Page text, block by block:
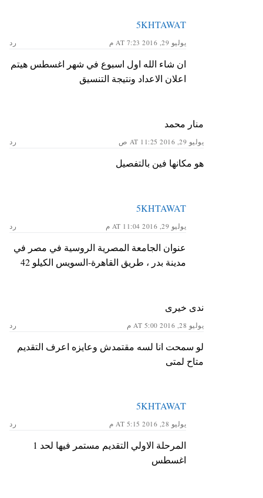
5KHTAWAT
يوليو 29, 2016 AT 7:23 م رد
ان شاء الله اول اسبوع في شهر اغسطس هيتم
اعلان الاعداد ونتيجة التنسيق
منار محمد
يوليو 29, 2016 AT 11:25 ص رد
هو مكانها فين بالتفصيل
5KHTAWAT
يوليو 29, 2016 AT 11:04 م رد
عنوان الجامعة المصرية الروسية في مصر في
مدينة بدر ، طريق القاهرة-السويس الكيلو 42
ندى خيرى
يوليو 28, 2016 AT 5:00 م رد
لو سمحت انا لسه مقتمدش وعايزه اعرف التقديم
متاح لمتى
5KHTAWAT
يوليو 28, 2016 AT 5:15 م رد
المرحلة الاولي التقديم مستمر فيها لحد 1
اغسطس